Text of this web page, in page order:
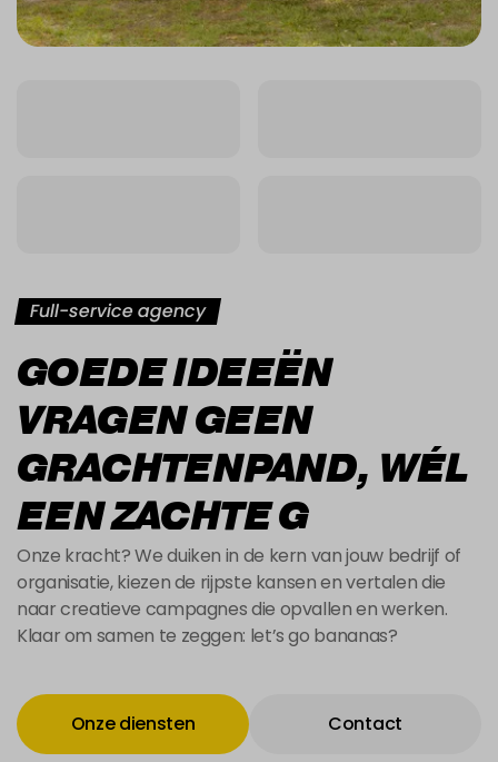
Full-service agency
GOEDE IDEEËN
VRAGEN GEEN
GRACHTENPAND, WÉL
EEN ZACHTE G
Onze kracht? We duiken in de kern van jouw bedrijf of
organisatie, kiezen de rijpste kansen en vertalen die
naar creatieve campagnes die opvallen en werken.
Klaar om samen te zeggen: let’s go bananas?
Onze diensten
Onze diensten
Contact